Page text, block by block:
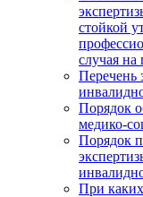
стойкой
случая на
Перечень
Порядок
медико-
Порядок
При